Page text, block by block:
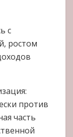
с
ростом
против
часть